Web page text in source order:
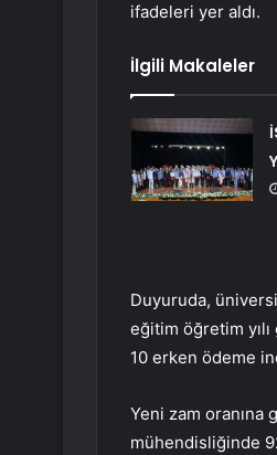
ifadeleri yer aldı.
İlgili Makaleler
Duyuruda,
eğitim öğretim
10 erken ödeme
Yeni zam oranına
mühendisliğinde